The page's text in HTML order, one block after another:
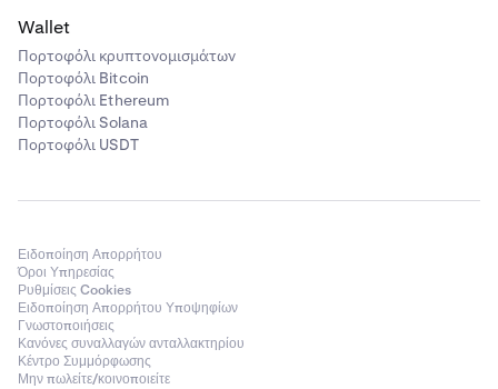
Wallet
Πορτοφόλι κρυπτονομισμάτων
Πορτοφόλι Bitcoin
Πορτοφόλι Ethereum
Πορτοφόλι Solana
Πορτοφόλι USDT
Ειδοποίηση Απορρήτου
Όροι Υπηρεσίας
Ρυθμίσεις Cookies
Ειδοποίηση Απορρήτου Υποψηφίων
Γνωστοποιήσεις
Κανόνες συναλλαγών ανταλλακτηρίου
Κέντρο Συμμόρφωσης
Μην πωλείτε/κοινοποιείτε